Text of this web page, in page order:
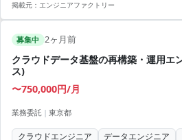
掲載元： エンジニアファクトリー
募集中 2ヶ月前
クラウドデータ基盤の再構築・運用
ス)
〜750,000円/月
業務委託 | 東京都
クラウドエンジニア データエンジニア